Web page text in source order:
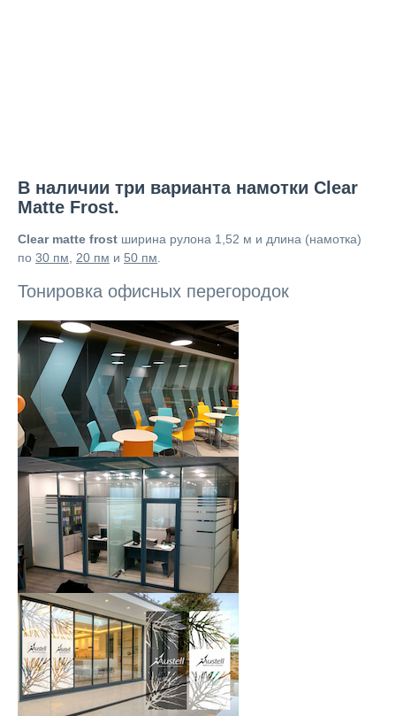
В наличии три варианта намотки Clear
Matte Frost.
Clear matte frost ширина рулона 1,52 м и длина (намотка)
по 30 пм 20 пм и 50 пм
Тонировка офисных перегородок